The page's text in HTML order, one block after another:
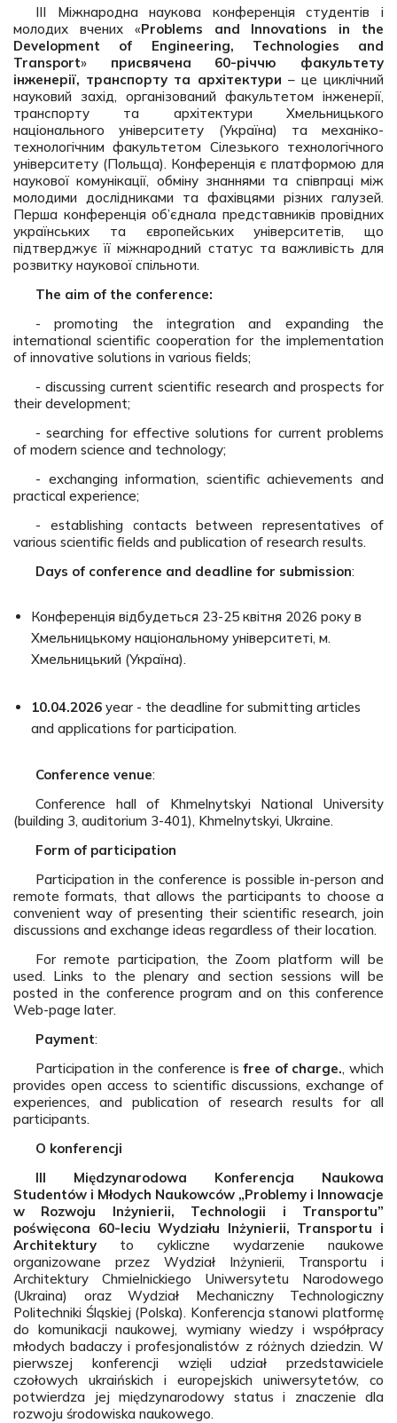
III Міжнародна наукова конференція студентів і
молодих вчених «Problems and Innovations in the
Development of Engineering, Technologies and
Transport» присвячена 60-річчю факультету
інженерії, транспорту та архітектури – це циклічний
науковий захід, організований факультетом інженерії,
транспорту та архітектури Хмельницького
національного університету (Україна) та механіко-
технологічним факультетом Сілезького технологічного
університету (Польща). Конференція є платформою для
наукової комунікації, обміну знаннями та співпраці між
молодими дослідниками та фахівцями різних галузей.
Перша конференція об’єднала представників провідних
українських та європейських університетів, що
підтверджує її міжнародний статус та важливість для
розвитку наукової спільноти.
The aim of the conference:
- promoting the integration and expanding the
international scientific cooperation for the implementation
of innovative solutions in various fields;
- discussing current scientific research and prospects for
their development;
- searching for effective solutions for current problems
of modern science and technology;
- exchanging information, scientific achievements and
practical experience;
- establishing contacts between representatives of
various scientific fields and publication of research results.
Days of conference and deadline for submission:
Конференція відбудеться 23-25 квітня 2026 року в
Хмельницькому національному університеті, м.
Хмельницький (Україна).
10.04.2026 year - the deadline for submitting articles
and applications for participation.
Conference venue:
Conference hall of Khmelnytskyi National University
(building 3, auditorium 3-401), Khmelnytskyi, Ukraine.
Form of participation
Participation in the conference is possible in-person and
remote formats, that allows the participants to choose a
convenient way of presenting their scientific research, join
discussions and exchange ideas regardless of their location.
For remote participation, the Zoom platform will be
used. Links to the plenary and section sessions will be
posted in the conference program and on this conference
Web-page later.
Payment:
Participation in the conference isfree of charge., which
provides open access to scientific discussions, exchange of
experiences, and publication of research results for all
participants.
O konferencji
III Międzynarodowa Konferencja Naukowa
Studentów i Młodych Naukowców „Problemy i Innowacje
w Rozwoju Inżynierii, Technologii i Transportu”
poświęcona 60-leciu Wydziału Inżynierii, Transportu i
Architektury to cykliczne wydarzenie naukowe
organizowane przez Wydział Inżynierii, Transportu i
Architektury Chmielnickiego Uniwersytetu Narodowego
(Ukraina) oraz Wydział Mechaniczny Technologiczny
Politechniki Śląskiej (Polska). Konferencja stanowi platformę
do komunikacji naukowej, wymiany wiedzy i współpracy
młodych badaczy i profesjonalistów z różnych dziedzin. W
pierwszej konferencji wzięli udział przedstawiciele
czołowych ukraińskich i europejskich uniwersytetów, co
potwierdza jej międzynarodowy status i znaczenie dla
rozwoju środowiska naukowego.